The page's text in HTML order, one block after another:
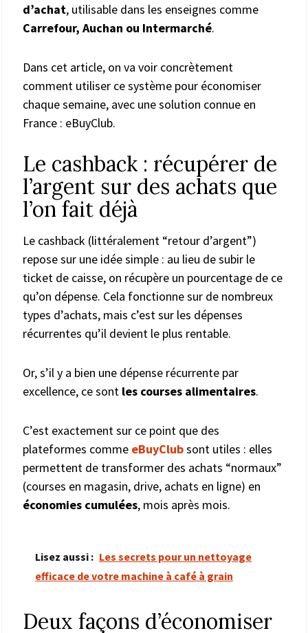
d’achat, utilisable dans les enseignes comme
Carrefour, Auchan ou Intermarché.
Dans cet article, on va voir concrètement
comment utiliser ce système pour économiser
chaque semaine, avec une solution connue en
France : eBuyClub.
Le cashback : récupérer de
l’argent sur des achats que
l’on fait déjà
Le cashback (littéralement “retour d’argent”)
repose sur une idée simple : au lieu de subir le
ticket de caisse, on récupère un pourcentage de ce
qu’on dépense. Cela fonctionne sur de nombreux
types d’achats, mais c’est sur les dépenses
récurrentes qu’il devient le plus rentable.
Or, s’il y a bien une dépense récurrente par
excellence, ce sont les courses alimentaires.
C’est exactement sur ce point que des
plateformes comme eBuyClubsont utiles : elles
permettent de transformer des achats “normaux”
(courses en magasin, drive, achats en ligne) en
économies cumulées, mois après mois.
Lisez aussi : Les secrets pour un nettoyage
efficace de votre machine à café à grain
Deux façons d’économiser